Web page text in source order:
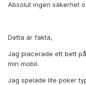
Absolut ingen säkerhet
Detta är fakta,
Jag placerade ett bett
min mobil.
Jag spelade lite poker